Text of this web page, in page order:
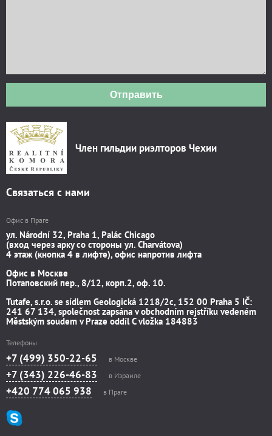
Отправить
Член гильдии риэлторов Чехии
Связаться с нами
Офис в Праге
ул. Národní 32, Praha 1, Palác Chicago
(вход через арку со стороны ул. Charvátova)
4 этаж (кнопка 4 в лифте), офис напротив лифта
Офис в Москве
Потаповский пер., 8/12, корп.2, оф. 10.
Tutafe, s.r.o. se sídlem Geologická 1218/2c, 152 00 Praha 5 IČ:
241 67 134, společnost zapsána v obchodním rejstříku vedeném
Městským soudem v Praze oddíl C vložka 184883
Телефоны
+7 (499) 350-22-65 в Москве
+7 (343) 226-46-83 в Израиле
+420 774 065 938 в Праге